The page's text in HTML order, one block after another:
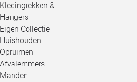
Kledingrekken &
Hangers
Eigen Collectie
Huishouden
Opruimen
Afvalemmers
Manden